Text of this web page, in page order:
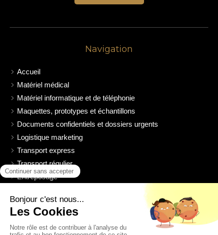
Navigation
Accueil
Matériel médical
Matériel informatique et de téléphonie
Maquettes, prototypes et échantillons
Documents confidentiels et dossiers urgents
Logistique marketing
Transport express
Transport régulier
Entreposage
Notre société
Livre d'or
Contact V.B.C TRANSPORT